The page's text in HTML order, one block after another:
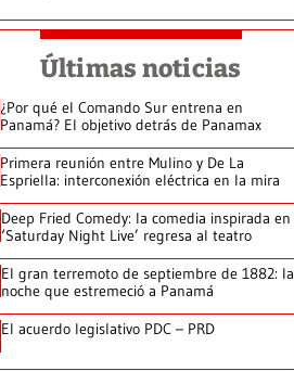
Últimas noticias
¿Por qué el Comando Sur entrena en
Panamá? El objetivo detrás de Panamax
Primera reunión entre Mulino y De La
Espriella: interconexión eléctrica en la mira
Deep Fried Comedy: la comedia inspirada en
‘Saturday Night Live’ regresa al teatro
El gran terremoto de septiembre de 1882: la
noche que estremeció a Panamá
El acuerdo legislativo PDC – PRD